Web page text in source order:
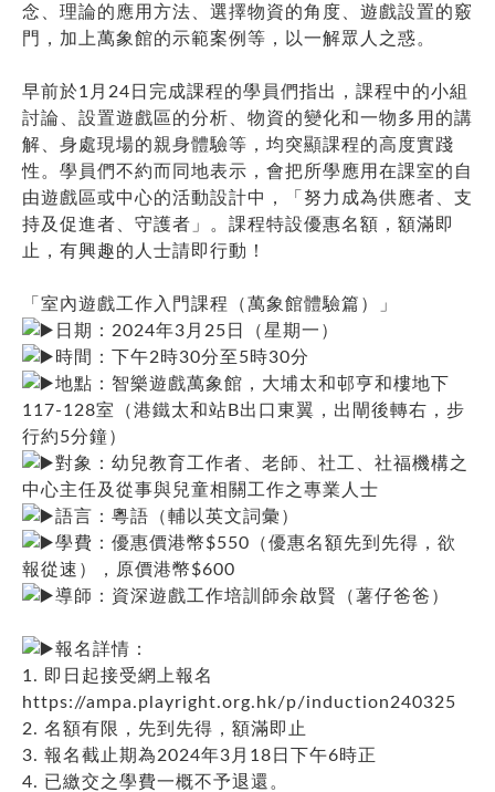
念、理論的應用方法、選擇物資的角度、遊戲設置的竅
門，加上萬象館的示範案例等，以一解眾人之惑。
早前於1月24日完成課程的學員們指出，課程中的小組
討論、設置遊戲區的分析、物資的變化和一物多用的講
解、身處現場的親身體驗等，均突顯課程的高度實踐
性。學員們不約而同地表示，會把所學應用在課室的自
由遊戲區或中心的活動設計中，「努力成為供應者、支
持及促進者、守護者」。課程特設優惠名額，額滿即
止，有興趣的人士請即行動！
「室內遊戲工作入門課程（萬象館體驗篇）」
日期：2024年3月25日（星期一）
時間：下午2時30分至5時30分
地點：智樂遊戲萬象館，大埔太和邨亨和樓地下
117-128室（港鐵太和站B出口東翼，出閘後轉右，步
行約5分鐘）
對象：幼兒教育工作者、老師、社工、社福機構之
中心主任及從事與兒童相關工作之專業人士
語言：粵語（輔以英文詞彙）
學費：優惠價港幣$550（優惠名額先到先得，欲
報從速），原價港幣$600
導師：資深遊戲工作培訓師余啟賢（薯仔爸爸）
報名詳情：
1. 即日起接受網上報名
https://ampa.playright.org.hk/p/induction240325
2. 名額有限，先到先得，額滿即止
3. 報名截止期為2024年3月18日下午6時正
4. 已繳交之學費一概不予退還。